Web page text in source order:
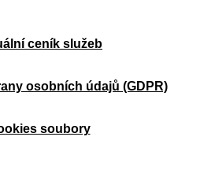
ceník služeb
osobních údajů (GDPR)
soubory